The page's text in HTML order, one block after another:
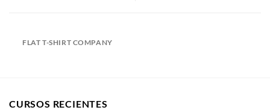
FLAT T-SHIRT COMPANY
CURSOS RECIENTES